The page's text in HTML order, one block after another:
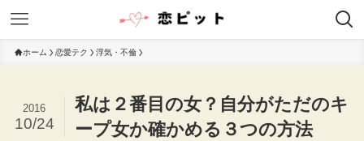
ホーム 恋愛テク 浮気・不倫
私は２番目の女？自分がただのキ
ープ女か確かめる３つの方法
2016
10/24